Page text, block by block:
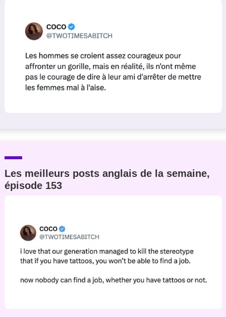
Les meilleurs posts anglais de la semaine,
épisode 153